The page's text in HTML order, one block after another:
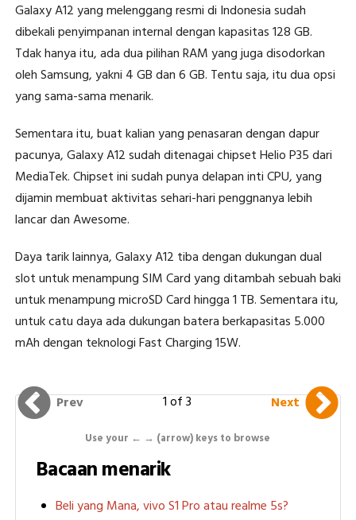
Galaxy A12 yang melenggang resmi di Indonesia sudah
dibekali penyimpanan internal dengan kapasitas 128 GB.
Tdak hanya itu, ada dua pilihan RAM yang juga disodorkan
oleh Samsung, yakni 4 GB dan 6 GB. Tentu saja, itu dua opsi
yang sama-sama menarik.
Sementara itu, buat kalian yang penasaran dengan dapur
pacunya, Galaxy A12 sudah ditenagai chipset Helio P35 dari
MediaTek. Chipset ini sudah punya delapan inti CPU, yang
dijamin membuat aktivitas sehari-hari penggnanya lebih
lancar dan Awesome.
Daya tarik lainnya, Galaxy A12 tiba dengan dukungan dual
slot untuk menampung SIM Card yang ditambah sebuah baki
untuk menampung microSD Card hingga 1 TB. Sementara itu,
untuk catu daya ada dukungan batera berkapasitas 5.000
mAh dengan teknologi Fast Charging 15W.
Prev 1 of 3 Next
Use your ← → (arrow) keys to browse
Bacaan menarik
Beli yang Mana, vivo S1 Pro atau realme 5s?